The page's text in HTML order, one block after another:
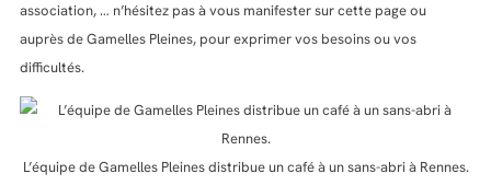
association, … n’hésitez pas à vous manifester sur cette page ou
auprès de Gamelles Pleines, pour exprimer vos besoins ou vos
difficultés.
L’équipe de Gamelles Pleines distribue un café à un sans-abri à Rennes.